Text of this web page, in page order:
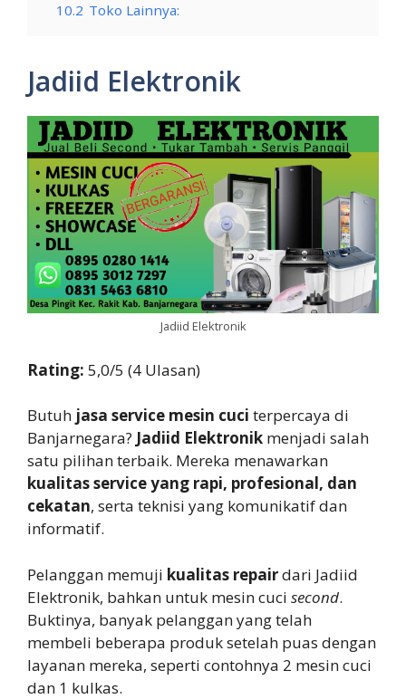
10.2 Toko Lainnya:
Jadiid Elektronik
Jadiid Elektronik
Rating: 5,0/5 (4 Ulasan)
Butuh jasa service mesin cuci terpercaya di
Banjarnegara? Jadiid Elektronik menjadi salah
satu pilihan terbaik. Mereka menawarkan
kualitas service yang rapi, profesional, dan
cekatan, serta teknisi yang komunikatif dan
informatif.
Pelanggan memuji kualitas repairdari Jadiid
Elektronik, bahkan untuk mesin cuci second.
Buktinya, banyak pelanggan yang telah
membeli beberapa produk setelah puas dengan
layanan mereka, seperti contohnya 2 mesin cuci
dan 1 kulkas.